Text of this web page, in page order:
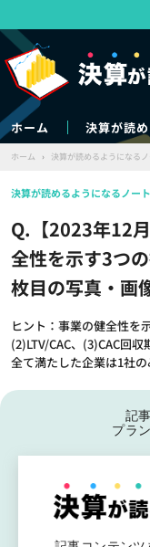
ホーム 決算が読
ホーム › 決算が読めるようになるノ
Q.【2023年12
全性を示す3つ
枚目の写真・画
ヒント：事業の健全性を
(2)LTV/CAC、(3)CAC回
全て満たした企業は1社の
決算が読めるようになるノート
記
プラ